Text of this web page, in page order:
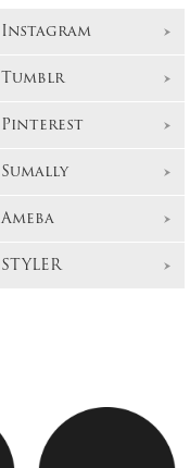
Instagram
Tumblr
Pinterest
Sumally
Ameba
STYLER